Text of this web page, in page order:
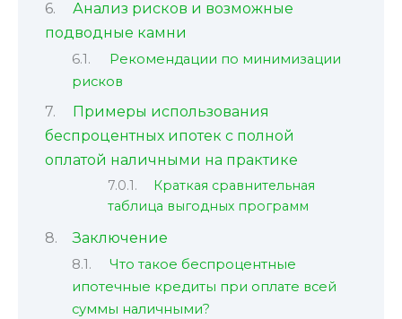
Анализ рисков и возможные
подводные камни
Рекомендации по минимизации
рисков
Примеры использования
беспроцентных ипотек с полной
оплатой наличными на практике
Краткая сравнительная
таблица выгодных программ
Заключение
Что такое беспроцентные
ипотечные кредиты при оплате всей
суммы наличными?